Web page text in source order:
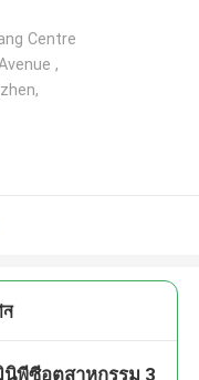
Centre
,
นิพีซีอุตสาหกรรม 3